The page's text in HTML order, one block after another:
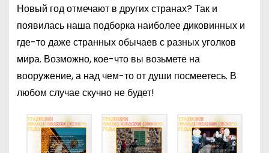
Новый год отмечают в других странах? Так и
появилась наша подборка наиболее диковинных и
где-то даже странных обычаев с разных уголков
мира. Возможно, кое-что вы возьмете на
вооружение, а над чем-то от души посмеетесь. В
любом случае скучно не будет!